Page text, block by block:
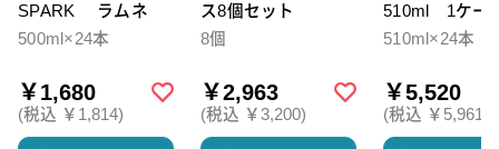
SPARK ラムネ
500ml×24本
￥1,680
(税込 ￥1,814)
ス8個セット
8個
￥2,963
(税込 ￥3,200)
510ml 1ケー
本入
510ml×24本
￥5,520
(税込 ￥5,961)